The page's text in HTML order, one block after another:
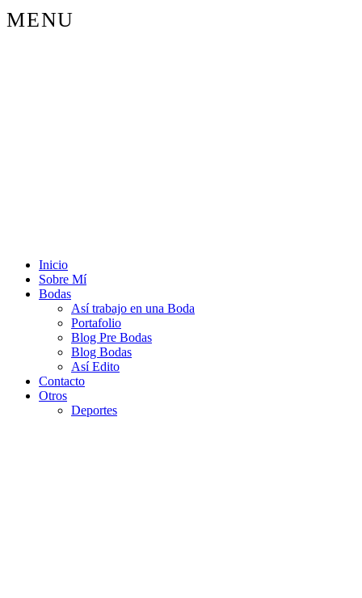
MENU
Inicio
Sobre Mí
Bodas
Así trabajo en una Boda
Portafolio
Blog Pre Bodas
Blog Bodas
Así Edito
Contacto
Otros
Deportes